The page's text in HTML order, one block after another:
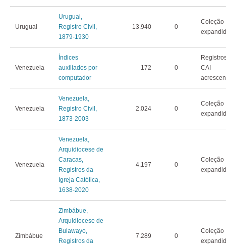
Uruguai
Uruguai,
Registro Civil,
1879-1930
13.940 0
Coleção
Venezuela
Índices
auxiliados por
computador
172 0
CAI
Venezuela
Venezuela,
Registro Civil,
1873-2003
2.024 0
Coleção
Venezuela
Venezuela,
Arquidiocese de
Caracas,
Registros da
Igreja Católica,
1638-2020
4.197 0
Coleção
Zimbábue
Zimbábue,
Arquidiocese de
Bulawayo,
Registros da
7.289 0
Coleção